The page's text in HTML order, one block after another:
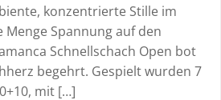
konzentrierte Stille im
Spannung auf den
Schnellschach Open bot
begehrt. Gespielt wurden 7
mit […]